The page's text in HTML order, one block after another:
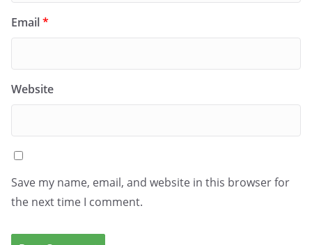
Email*
Website
Save my name, email, and website in this browser for
the next time I comment.